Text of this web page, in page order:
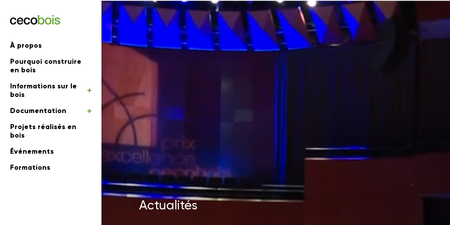
À propos
Pourquoi construire
en bois
Informations sur le
bois
Documentation
Projets réalisés en
bois
Événements
Formations
en bois
Actualités